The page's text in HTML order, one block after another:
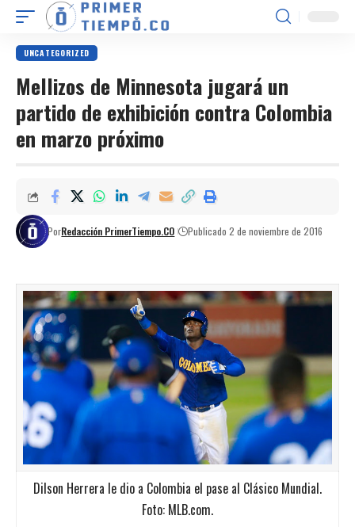
UNCATEGORIZED
Mellizos de Minnesota jugará un
partido de exhibición contra Colombia
en marzo próximo
PorRedacción PrimerTiempo.CO Publicado 2 de noviembre de 2016
Dilson Herrera le dio a Colombia el pase al Clásico Mundial.
Foto: MLB.com.